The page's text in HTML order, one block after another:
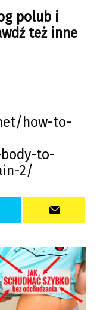
polub i
też inne
how-to-
to-
2/